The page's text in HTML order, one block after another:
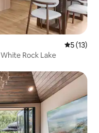
5 de uma
5 (13)
Rock Lake